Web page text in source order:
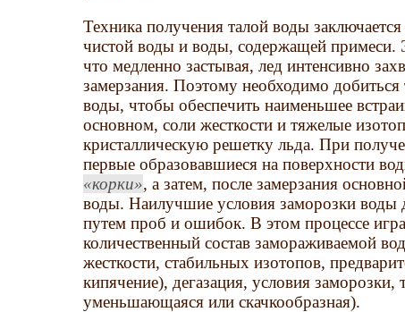
Техника получения талой воды
чистой воды и воды, содержащей примеси.
что медленно застывая, лед интенсивно
замерзания. Поэтому необходимо
воды, чтобы обеспечить наименьшее
основном, соли жесткости и тяжелые
кристаллическую решетку льда. При
первые образовавшиеся на поверхности
корки , а затем, после замерзания
воды. Наилучшие условия заморозки воды
путем проб и ошибок. В этом процессе
количественный состав замораживаемой
жесткости, стабильных изотопов,
кипячение), дегазация, условия
уменьшающаяся или скачкообразная).